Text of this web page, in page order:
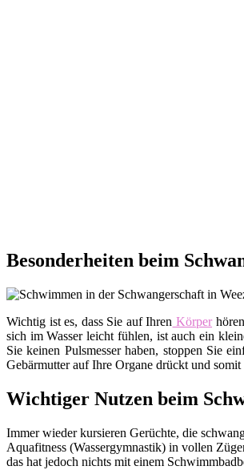
Besonderheiten beim
Wichtig ist es, dass Sie auf Ihren Körper
sich im Wasser leicht fühlen, ist auch ein
Sie keinen Pulsmesser haben, stoppen Sie
Gebärmutter auf Ihre Organe drückt und
Wichtiger Nutzen beim
Immer wieder kursieren Gerüchte, die
Aquafitness (Wassergymnastik) in vollen
das hat jedoch nichts mit einem